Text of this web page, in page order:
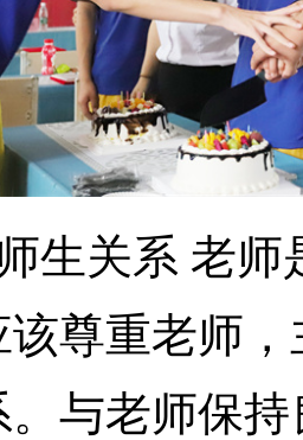
生关系 老
该尊重老师
。与老师保